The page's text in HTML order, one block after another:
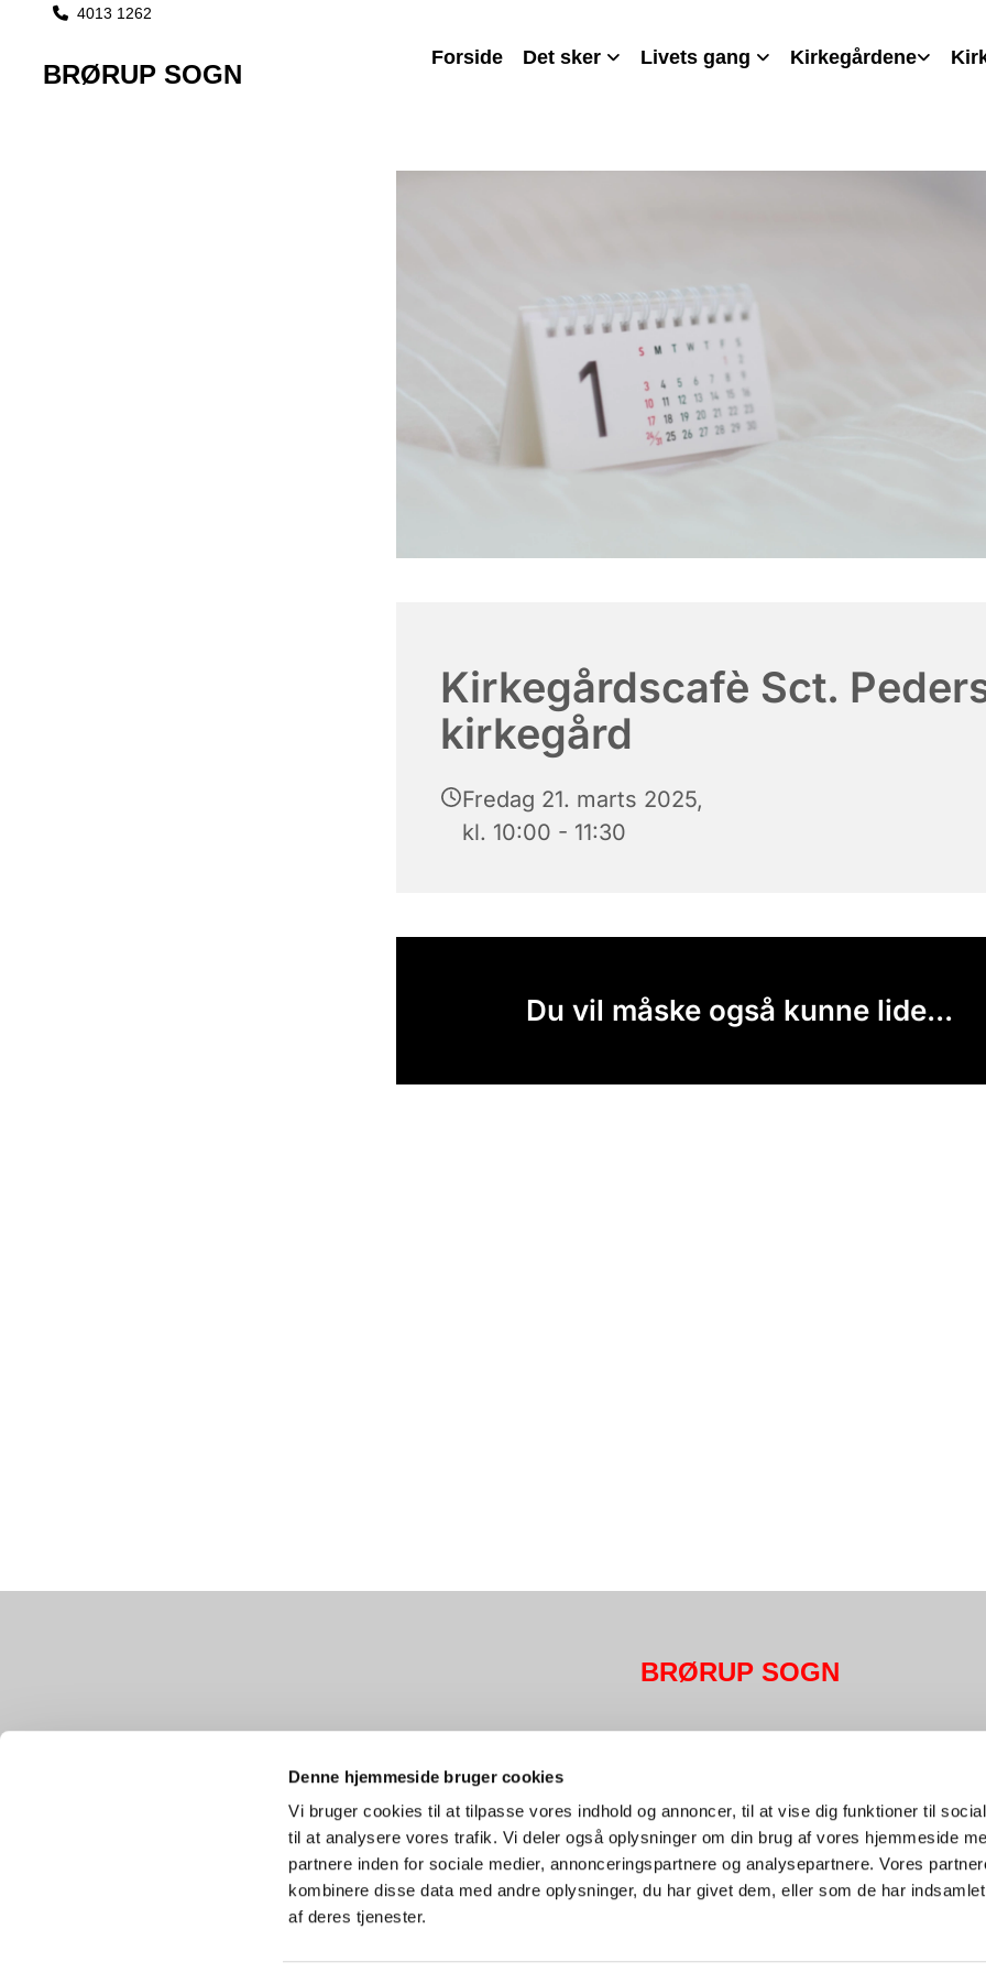
Denne hjemmeside bruger cookies
Vi bruger cookies til at tilpasse vores indhold og annoncer, til at vise dig funktioner til
til at analysere vores trafik. Vi deler også oplysninger om din brug af vores hjemmeside
partnere inden for sociale medier, annonceringspartnere og analysepartnere. Vores
kombinere disse data med andre oplysninger, du har givet dem, eller som de har
af deres tjenester.
 4013 1262
BRØRUP SOGN
Forside Det sker Livets gang Kirkegårdene
Kirkegårdscafè Sct.
kirkegård
Fredag 21. marts 2025,
kl. 10:00 - 11:30
Du vil måske også kunne lide...
BRØRUP SOGN